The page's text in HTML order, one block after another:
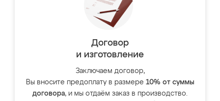
Договор
и изготовление
Заключаем договор,
Вы вносите предоплату в размере 10% от суммы
договора, и мы отдаём заказ в производство.